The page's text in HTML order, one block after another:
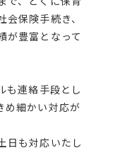
保険手続き、
が豊富となって
も連絡手段とし
め細かい対応が
日も対応いたし